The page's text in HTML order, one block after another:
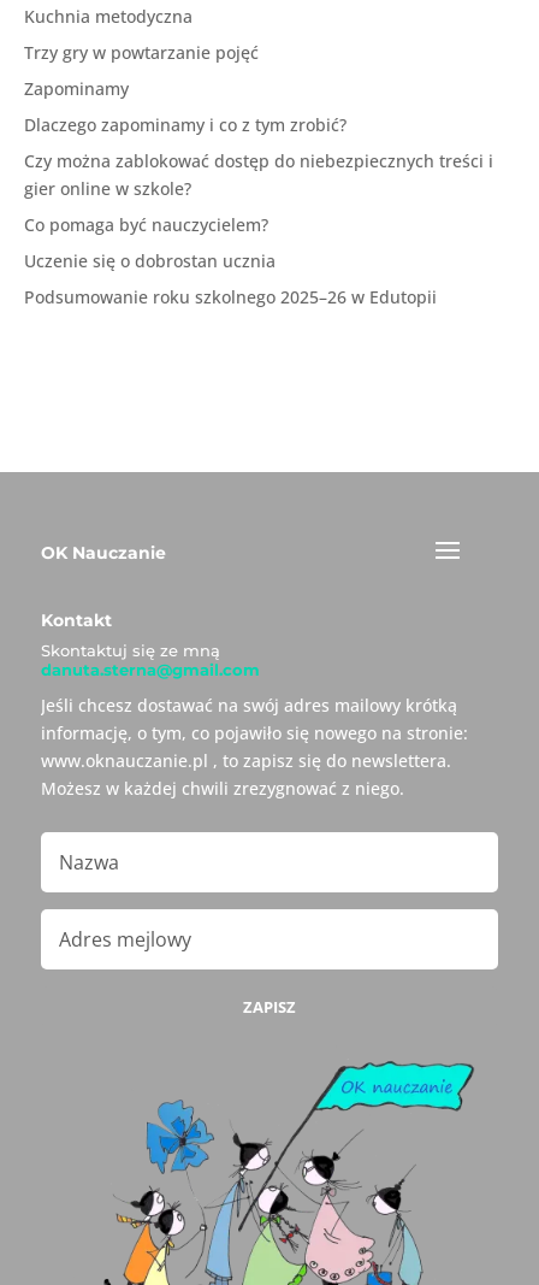
Kuchnia metodyczna
Trzy gry w powtarzanie pojęć
Zapominamy
Dlaczego zapominamy i co z tym zrobić?
Czy można zablokować dostęp do niebezpiecznych treści i
gier online w szkole?
Co pomaga być nauczycielem?
Uczenie się o dobrostan ucznia
Podsumowanie roku szkolnego 2025–26 w Edutopii
OK Nauczanie
Kontakt
Skontaktuj się ze mną
danuta.sterna@gmail.com
Jeśli chcesz dostawać na swój adres mailowy krótką
informację, o tym, co pojawiło się nowego na stronie:
www.oknauczanie.pl , to zapisz się do newslettera.
Możesz w każdej chwili zrezygnować z niego.
ZAPISZ